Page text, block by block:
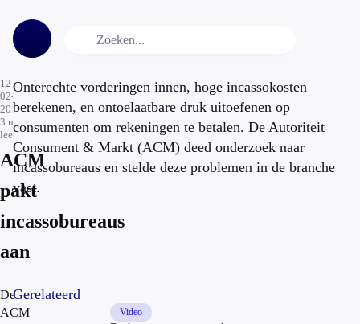
12-
02-
2018
3 min.
leestijd
ACM
pakt
incassobureaus
aan
Onterechte vorderingen innen, hoge incassokosten
berekenen, en ontoelaatbare druk uitoefenen op
consumenten om rekeningen te betalen. De Autoriteit
Consument & Markt (ACM) deed onderzoek naar
incassobureaus en stelde deze problemen in de branche
vast.
De
ACM
Gerelateerd
Video